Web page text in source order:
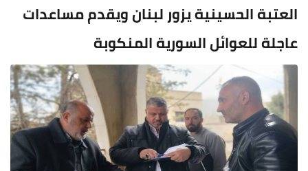
العتبة الحسينية يزور لبنان ويقدم مساعدات
عاجلة للعوائل السورية المنكوبة